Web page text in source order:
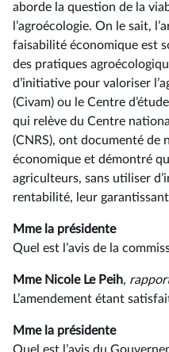
aborde la question de la
l’agroécologie. On le sait,
faisabilité économique est
des pratiques
d’initiative pour valoriser
(Civam) ou le Centre
qui relève du Centre
(CNRS), ont documenté de
économique et démontré
agriculteurs, sans utiliser
rentabilité, leur
Mme la présidente
Quel est l’avis de la
Mme Nicole Le Peih,
L’amendement étant
Mme la présidente